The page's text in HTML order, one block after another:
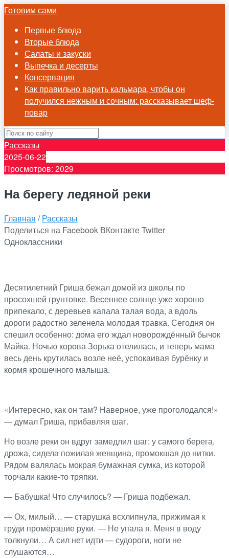
Готовим сами
Первые блюда
Вторые блюда
Салаты и закуски
Выпечка и десерты
Консервация
Как правильно варить кальмара, чтобы он
получился нежным и сочным: рассказывает шеф-
повар
Рассказы
2025-06-22
Просмотров: 2029
На берегу ледяной реки
Главная /Рассказы
Поделиться на Facebook ВКонтактеTwitter
Одноклассники
Десятилетний Гриша бежал домой из школы по
просохшей грунтовке. Весеннее солнце уже хорошо
припекало, с деревьев капала талая вода, а вдоль
дороги радостно зеленела молодая травка. Сегодня он
спешил особенно: дома его ждал новорождённый бычок
Майка. Ночью корова Зорька отелилась, и теперь мама
весь день крутилась возле неё, успокаивая бурёнку и
кормя крошечного малыша.
«Интересно, как он там? Наверное, уже проголодался!»
— думал Гриша, прибавляя шаг.
Но возле реки он вдруг замедлил шаг: у самого берега,
дрожа, сидела пожилая женщина, промокшая до нитки.
Рядом валялась мокрая бумажная сумка, из которой
торчали какие-то тряпки.
— Бабушка! Что случилось? — Гриша подбежал.
— Ох, милый… — старушка всхлипнула, прижимая к
груди промёрзшие руки. — Не упала я. Меня в воду
толкнули… А сил нет идти — судороги, ноги не
слушаются…